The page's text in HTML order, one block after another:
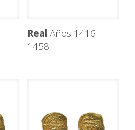
Real Años 1416-
1458.